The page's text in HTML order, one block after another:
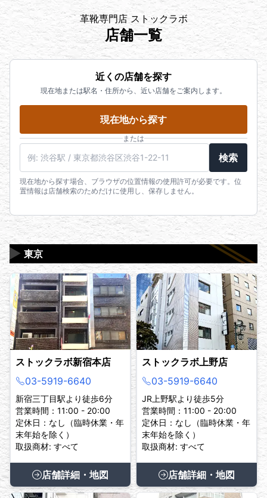
革靴専門店 ストックラボ
店舗一覧
近くの店舗を探す
現在地または駅名・住所から、近い店舗をご案内します。
現在地から探す
または
検索
現在地から探す場合、ブラウザの位置情報の使用許可が必要です。位
置情報は店舗検索のためだけに使用し、保存しません。
東京
▶
ストックラボ新宿本店
03-5919-6640
新宿三丁目駅より徒歩6分
営業時間：11:00 - 20:00
定休日：なし（臨時休業・年
末年始を除く）
取扱商材: すべて
店舗詳細・地図
ストックラボ上野店
03-5919-6640
JR上野駅より徒歩5分
営業時間：11:00 - 20:00
定休日：なし（臨時休業・年
末年始を除く）
取扱商材: すべて
店舗詳細・地図